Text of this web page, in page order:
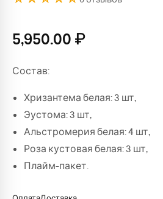
5,950.00 ₽
Состав:
Хризантема белая: 3 шт,
Эустома: 3 шт,
Альстромерия белая: 4 шт,
Роза кустовая белая: 3 шт,
Плайм-пакет.